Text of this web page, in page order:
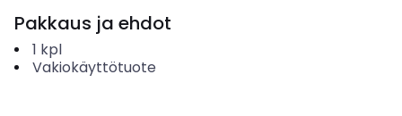
Pakkaus ja ehdot
1 kpl
Vakiokäyttötuote